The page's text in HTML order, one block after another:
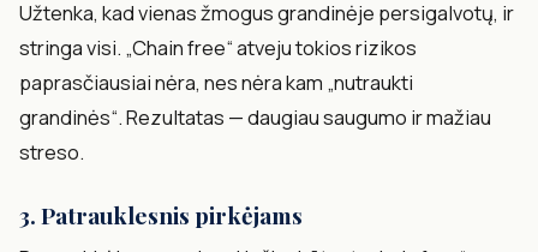
Užtenka, kad vienas žmogus grandinėje persigalvotų, ir
stringa visi. „Chain free“ atveju tokios rizikos
paprasčiausiai nėra, nes nėra kam „nutraukti
grandinės“. Rezultatas — daugiau saugumo ir mažiau
streso.
3. Patrauklesnis pirkėjams